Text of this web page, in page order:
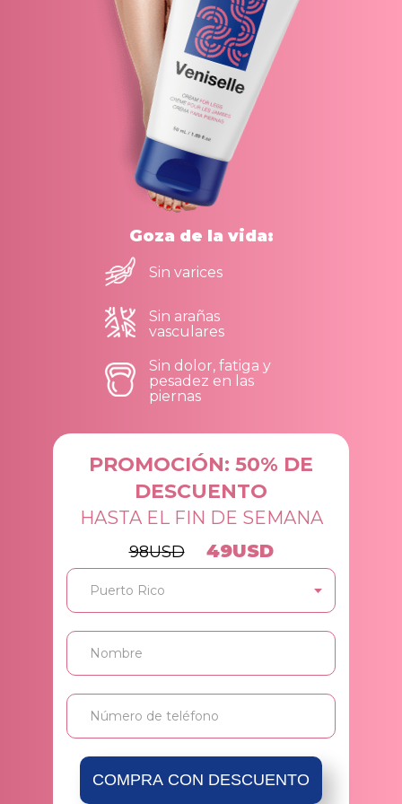
Goza de la vida:
Sin varices
Sin arañas
vasculares
Sin dolor, fatiga y
pesadez en las
piernas
PROMOCIÓN: 50% DE
DESCUENTO
HASTA EL FIN DE SEMANA
98USD 49USD
COMPRA CON DESCUENTO